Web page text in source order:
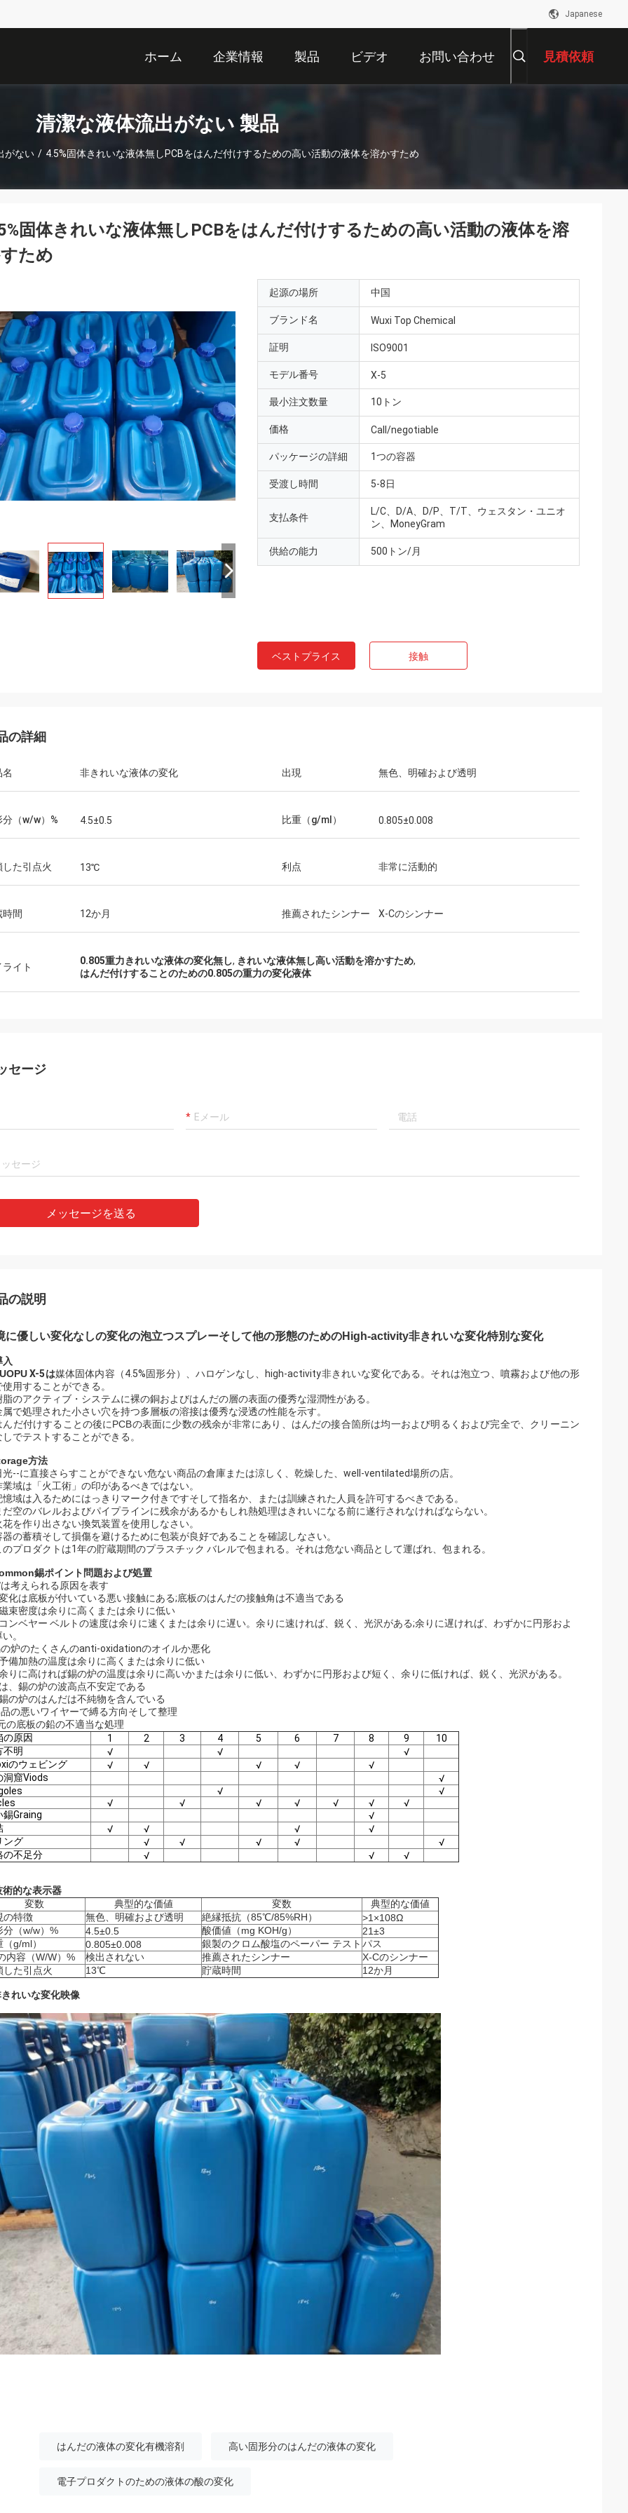
Japanese
ホーム 企業情報 製品 ビデオ お問い合わせ 見積依頼
清潔な液体流出がない 製品
がない / 4.5%固体きれいな液体無しPCBをはんだ付けするための高い活動の液体を溶かすため
固体きれいな液体無しPCBをはんだ付けするための高い活動の液体を溶
ため
起源の場所 中国
ブランド名 Wuxi Top Chemical
証明 ISO9001
モデル番号 X-5
最小注文数量 10トン
価格 Call/negotiable
パッケージの詳細 1つの容器
受渡し時間 5-8日
支払条件
L/C、D/A、D/P、T/T、ウェスタン・ユニオ
ン、MoneyGram
供給の能力 500トン/月
ベストプライス 接触
の詳細
名 非きれいな液体の変化 出現 無色、明確および透明
分（w/w）% 4.5±0.5 比重（g/ml） 0.805±0.008
した引点火 13℃ 利点 非常に活動的
時間 12か月 推薦されたシンナー X-Cのシンナー
イト
0.805重力きれいな液体の変化無し, きれいな液体無し高い活動を溶かすため,
はんだ付けすることのための0.805の重力の変化液体
セージ
メッセージを送る
の説明
に優しい変化なしの変化の泡立つスプレーそして他の形態のためのHigh-activity非きれいな変化特別な変化
入
X-5は媒体固体内容（4.5%固形分）、ハロゲンなし、high-activity非きれいな変化である。それは泡立つ、噴霧および他の形
用することができる。
脂のアクティブ・システムに裸の銅およびはんだの層の表面の優秀な湿潤性がある。
で処理された小さい穴を持つ多層板の溶接は優秀な浸透の性能を示す。
だ付けすることの後にPCBの表面に少数の残余が非常にあり、はんだの接合箇所は均一および明るくおよび完全で、クリーニン
しでテストすることができる。
方法
光--に直接さらすことができない危ない商品の倉庫または涼しく、乾燥した、well-ventilated場所の店。
域は「火工術」の印があるべきではない。
域は入るためにはっきりマーク付きですそして指名か、または訓練された人員を許可するべきである。
空のバレルおよびパイプラインに残余があるかもしれ熱処理はきれいになる前に遂行されなければならない。
を作り出さない換気装置を使用しなさい。
の蓄積そして損傷を避けるために包装が良好であることを確認しなさい。
プロダクトは1年の貯蔵期間のプラスチック バレルで包まれる。それは危ない商品として運ばれ、包まれる。
錫ポイント問題および処置
考えられる原因を表す
化は底板が付いている悪い接触にある;底板のはんだの接触角は不適当である
束密度は余りに高くまたは余りに低い
ンベヤー ベルトの速度は余りに速くまたは余りに遅い。余りに速ければ、鋭く、光沢がある;余りに遅ければ、わずかに円形およ
。
炉のたくさんのanti-oxidationのオイルか悪化
備加熱の温度は余りに高くまたは余りに低い
りに高ければ錫の炉の温度は余りに高いかまたは余りに低い、わずかに円形および短く、余りに低ければ、鋭く、光沢がある。
、錫の炉の波高点不安定である
の炉のはんだは不純物を含んでいる
の悪いワイヤーで縛る方向そして整理
の底板の鉛の不適当な処理
の原因
1 2 3 4 5 6 7 8 9
10
不明
√ √
√
のウェビング
√ √ √ √
√
洞窟Viods
√
√
√
√ √ √ √ √ √
√
錫Graing
√
√ √ √
√
ング
√ √ √ √
√
の不足分
√ √ √
術的な表示器
変数
典型的な価値 変数
典型的な価値
の特徴 無色、明確および透明 絶縁抵抗（85℃/85%RH）
>1×108Ω
分（w/w）%
4.5±0.5 酸価値（mg KOH/g）
21±3
g/ml）
0.805±0.008 銀製のクロム酸塩のペーパー テスト パス
内容（W/W）%
検出されない 推薦されたシンナー
X-Cのシンナー
した引点火
13℃ 貯蔵時間 12か月
れいな変化映像
はんだの液体の変化有機溶剤 高い固形分のはんだの液体の変化
電子プロダクトのための液体の酸の変化